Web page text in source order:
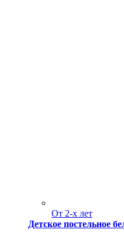
От 2-х лет
Детское постельное